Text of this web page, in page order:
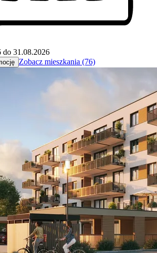
do 31.08.2026
Zobacz mieszkania (76)